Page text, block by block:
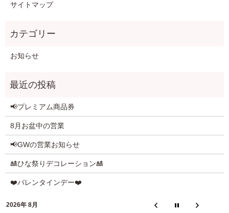
サイトマップ
お知らせ
📢プレミアム商品券
8月お盆中の営業
📢GWの営業お知らせ
🎎ひな祭りデコレーション🎎
❤️バレンタインデー❤️
2026年 8月